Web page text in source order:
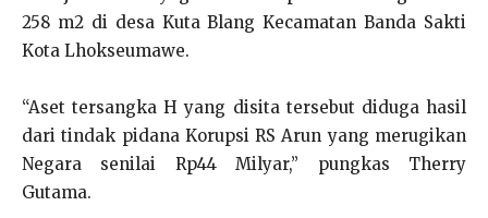
258 m2 di desa Kuta Blang Kecamatan Banda Sakti
Kota Lhokseumawe.
“Aset tersangka H yang disita tersebut diduga hasil
dari tindak pidana Korupsi RS Arun yang merugikan
Negara senilai Rp44 Milyar,” pungkas Therry
Gutama.